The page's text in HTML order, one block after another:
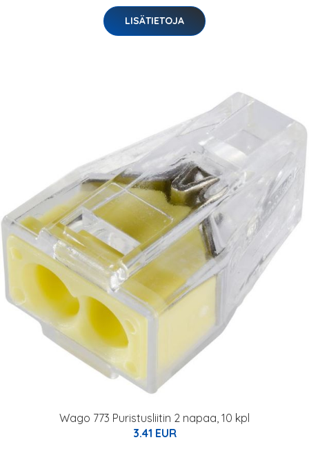
LISÄTIETOJA
Wago 773 Puristusliitin 2 napaa, 10 kpl
3.41 EUR